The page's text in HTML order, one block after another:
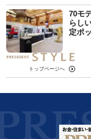
70モ
らし
定ポ
トップページへ